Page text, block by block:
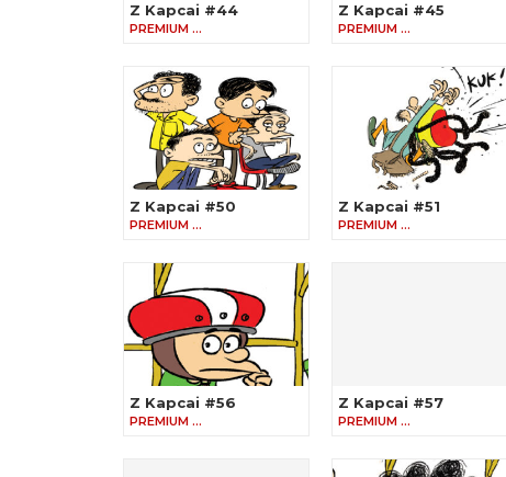
Z Kapcai #44
PREMIUM …
Z Kapcai #45
PREMIUM …
Z Kapcai #50
PREMIUM …
Z Kapcai #51
PREMIUM …
Z Kapcai #56
PREMIUM …
Z Kapcai #57
PREMIUM …